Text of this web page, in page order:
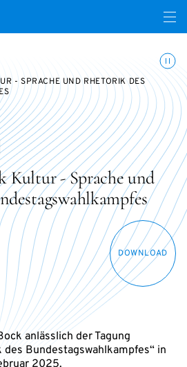
Menü
- SPRACHE UND RHETORIK DES
Kultur - Sprache und
DOWNLOAD
anlässlich der Tagung
Bundestagswahlkampfes“ in
2025.